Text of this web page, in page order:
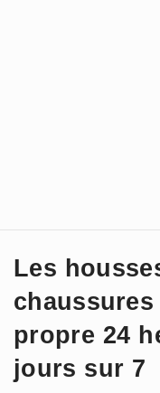
Les
propre 24
jours sur 7